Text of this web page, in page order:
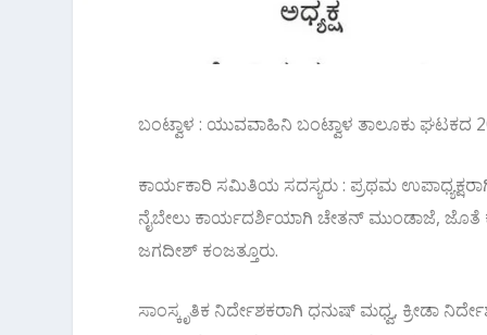
ಬಂಟ್ವಾಳ : ಯುವವಾಹಿನಿ ಬಂಟ್ವಾಳ ತಾಲೂಕು ಘಟಕದ
ಕಾರ್ಯಕಾರಿ ಸಮಿತಿಯ ಸದಸ್ಯರು : ಪ್ರಥಮ
ನೈಬೇಲು ಕಾರ್ಯದರ್ಶಿಯಾಗಿ ಚೇತನ್ ಮುಂಡಾಜೆ,
ಜಗದೀಶ್ ಕಂಜತ್ತೂರು.
ಸಾಂಸ್ಕೃತಿಕ ನಿರ್ದೇಶಕರಾಗಿ ಧನುಷ್ ಮಧ್ವ, ಕ್ರೀಡಾ